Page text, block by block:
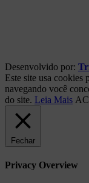
Desenvolvido por:
Este site usa cookies
navegando você
do site. Leia Mais
Fechar
Privacy Overview